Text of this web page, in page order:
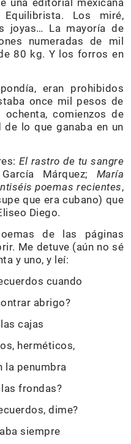
una editorial mexicana
Los miré,
joyas… La mayoría de
numeradas de mil
80 kg. Y los forros en
eran prohibidos
once mil pesos de
comienzos de
lo que ganaba en un
El rastro de tu sangre
Márquez; María
poemas recientes,
que era cubano) que
Diego.
de las páginas
Me detuve (aún no sé
y uno, y leí:
cuando
abrigo?
cajas
herméticos,
la penumbra
frondas?
dime?
siempre